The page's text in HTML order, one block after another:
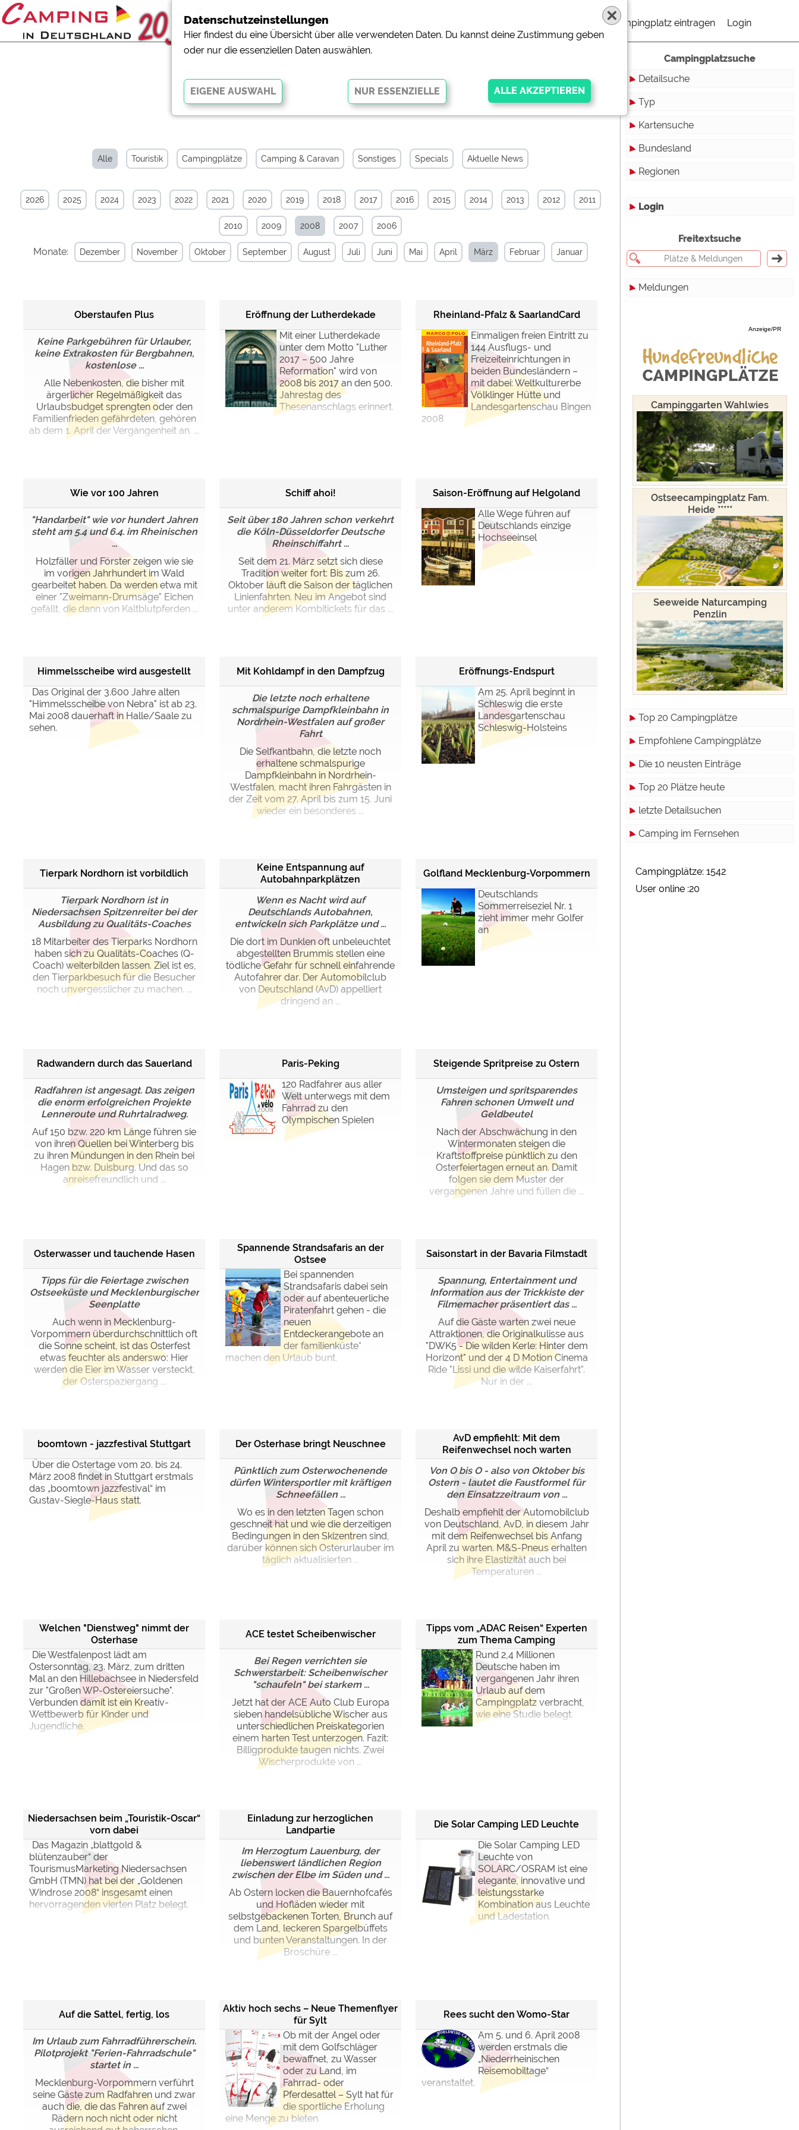
Campingplatz eintragen Login
News-Archiv von März 2008
Alle Touristik Campingplätze Camping & Caravan Sonstiges Specials Aktuelle News
2026 2025 2024 2023 2022 2021 2020 2019 2018 2017 2016 2015 2014 2013 2012 2011
2010 2009 2008 2007 2006
Monate: Dezember November Oktober September August Juli Juni Mai April März Februar Januar
Oberstaufen Plus
Keine Parkgebühren für Urlauber,
keine Extrakosten für Bergbahnen,
kostenlose ...
Alle Nebenkosten, die bisher mit
ärgerlicher Regelmäßigkeit das
Urlaubsbudget sprengten oder den
Familienfrieden gefährdeten, gehören
ab dem 1. April der Vergangenheit an. ...
Eröffnung der Lutherdekade
Mit einer Lutherdekade
unter dem Motto "Luther
2017 – 500 Jahre
Reformation" wird von
2008 bis 2017 an den 500.
Jahrestag des
Thesenanschlags erinnert.
Rheinland-Pfalz & SaarlandCard
Einmaligen freien Eintritt zu
144 Ausflugs- und
Freizeiteinrichtungen in
beiden Bundesländern –
mit dabei: Weltkulturerbe
Völklinger Hütte und
Landesgartenschau Bingen
2008
Wie vor 100 Jahren
"Handarbeit" wie vor hundert Jahren
steht am 5.4 und 6.4. im Rheinischen
...
Holzfäller und Förster zeigen wie sie
im vorigen Jahrhundert im Wald
gearbeitet haben. Da werden etwa mit
einer "Zweimann-Drumsäge" Eichen
gefällt, die dann von Kaltblutpferden ...
Schiff ahoi!
Seit über 180 Jahren schon verkehrt
die Köln-Düsseldorfer Deutsche
Rheinschiffahrt ...
Seit dem 21. März setzt sich diese
Tradition weiter fort: Bis zum 26.
Oktober läuft die Saison der täglichen
Linienfahrten. Neu im Angebot sind
unter anderem Kombitickets für das ...
Saison-Eröffnung auf Helgoland
Alle Wege führen auf
Deutschlands einzige
Hochseeinsel
Himmelsscheibe wird ausgestellt
Das Original der 3.600 Jahre alten
"Himmelsscheibe von Nebra" ist ab 23.
Mai 2008 dauerhaft in Halle/Saale zu
sehen.
Mit Kohldampf in den Dampfzug
Die letzte noch erhaltene
schmalspurige Dampfkleinbahn in
Nordrhein-Westfalen auf großer
Fahrt
Die Selfkantbahn, die letzte noch
erhaltene schmalspurige
Dampfkleinbahn in Nordrhein-
Westfalen, macht ihren Fahrgästen in
der Zeit vom 27. April bis zum 15. Juni
wieder ein besonderes ...
Eröffnungs-Endspurt
Am 25. April beginnt in
Schleswig die erste
Landesgartenschau
Schleswig-Holsteins
Tierpark Nordhorn ist vorbildlich
Tierpark Nordhorn ist in
Niedersachsen Spitzenreiter bei der
Ausbildung zu Qualitäts-Coaches
18 Mitarbeiter des Tierparks Nordhorn
haben sich zu Qualitäts-Coaches (Q-
Coach) weiterbilden lassen. Ziel ist es,
den Tierparkbesuch für die Besucher
noch unvergesslicher zu machen. ...
Keine Entspannung auf
Autobahnparkplätzen
Wenn es Nacht wird auf
Deutschlands Autobahnen,
entwickeln sich Parkplätze und ...
Die dort im Dunklen oft unbeleuchtet
abgestellten Brummis stellen eine
tödliche Gefahr für schnell einfahrende
Autofahrer dar. Der Automobilclub
von Deutschland (AvD) appelliert
dringend an ...
Golfland Mecklenburg-Vorpommern
Deutschlands
Sommerreiseziel Nr. 1
zieht immer mehr Golfer
an
Radwandern durch das Sauerland
Radfahren ist angesagt. Das zeigen
die enorm erfolgreichen Projekte
Lenneroute und Ruhrtalradweg.
Auf 150 bzw. 220 km Länge führen sie
von ihren Quellen bei Winterberg bis
zu ihren Mündungen in den Rhein bei
Hagen bzw. Duisburg. Und das so
anreisefreundlich und ...
Paris-Peking
120 Radfahrer aus aller
Welt unterwegs mit dem
Fahrrad zu den
Olympischen Spielen
Steigende Spritpreise zu Ostern
Umsteigen und spritsparendes
Fahren schonen Umwelt und
Geldbeutel
Nach der Abschwächung in den
Wintermonaten steigen die
Kraftstoffpreise pünktlich zu den
Osterfeiertagen erneut an. Damit
folgen sie dem Muster der
vergangenen Jahre und füllen die ...
Osterwasser und tauchende Hasen
Tipps für die Feiertage zwischen
Ostseeküste und Mecklenburgischer
Seenplatte
Auch wenn in Mecklenburg-
Vorpommern überdurchschnittlich oft
die Sonne scheint, ist das Osterfest
etwas feuchter als anderswo: Hier
werden die Eier im Wasser versteckt,
der Osterspaziergang ...
Spannende Strandsafaris an der
Ostsee
Bei spannenden
Strandsafaris dabei sein
oder auf abenteuerliche
Piratenfahrt gehen - die
neuen
Entdeckerangebote an
der familienküste*
machen den Urlaub bunt.
Saisonstart in der Bavaria Filmstadt
Spannung, Entertainment und
Information aus der Trickkiste der
Filmemacher präsentiert das ...
Auf die Gäste warten zwei neue
Attraktionen, die Originalkulisse aus
"DWK5 - Die wilden Kerle: Hinter dem
Horizont" und der 4 D Motion Cinema
Ride "Lissi und die wilde Kaiserfahrt".
Nur in der ...
boomtown - jazzfestival Stuttgart
Über die Ostertage vom 20. bis 24.
März 2008 findet in Stuttgart erstmals
das „boomtown jazzfestival“ im
Gustav-Siegle-Haus statt.
Der Osterhase bringt Neuschnee
Pünktlich zum Osterwochenende
dürfen Wintersportler mit kräftigen
Schneefällen ...
Wo es in den letzten Tagen schon
geschneit hat und wie die derzeitigen
Bedingungen in den Skizentren sind,
darüber können sich Osterurlauber im
täglich aktualisierten ...
AvD empfiehlt: Mit dem
Reifenwechsel noch warten
Von O bis O - also von Oktober bis
Ostern - lautet die Faustformel für
den Einsatzzeitraum von ...
Deshalb empfiehlt der Automobilclub
von Deutschland, AvD, in diesem Jahr
mit dem Reifenwechsel bis Anfang
April zu warten. M&S-Pneus erhalten
sich ihre Elastizität auch bei
Temperaturen ...
Welchen "Dienstweg" nimmt der
Osterhase
Die Westfalenpost lädt am
Ostersonntag, 23. März, zum dritten
Mal an den Hillebachsee in Niedersfeld
zur "Großen WP-Ostereiersuche".
Verbunden damit ist ein Kreativ-
Wettbewerb für Kinder und
Jugendliche.
ACE testet Scheibenwischer
Bei Regen verrichten sie
Schwerstarbeit: Scheibenwischer
"schaufeln" bei starkem ...
Jetzt hat der ACE Auto Club Europa
sieben handelsübliche Wischer aus
unterschiedlichen Preiskategorien
einem harten Test unterzogen. Fazit:
Billigprodukte taugen nichts. Zwei
Wischerprodukte von ...
Tipps vom „ADAC Reisen“ Experten
zum Thema Camping
Rund 2,4 Millionen
Deutsche haben im
vergangenen Jahr ihren
Urlaub auf dem
Campingplatz verbracht,
wie eine Studie belegt.
Niedersachsen beim „Touristik-Oscar“
vorn dabei
Das Magazin „blattgold &
blütenzauber“ der
TourismusMarketing Niedersachsen
GmbH (TMN) hat bei der „Goldenen
Windrose 2008“ insgesamt einen
hervorragenden vierten Platz belegt.
Einladung zur herzoglichen
Landpartie
Im Herzogtum Lauenburg, der
liebenswert ländlichen Region
zwischen der Elbe im Süden und ...
Ab Ostern locken die Bauernhofcafés
und Hofläden wieder mit
selbstgebackenen Torten, Brunch auf
dem Land, leckeren Spargelbüffets
und bunten Veranstaltungen. In der
Broschüre ...
Die Solar Camping LED Leuchte
Die Solar Camping LED
Leuchte von
SOLARC/OSRAM ist eine
elegante, innovative und
leistungsstarke
Kombination aus Leuchte
und Ladestation.
Auf die Sattel, fertig, los
Im Urlaub zum Fahrradführerschein.
Pilotprojekt "Ferien-Fahrradschule"
startet in ...
Mecklenburg-Vorpommern verführt
seine Gäste zum Radfahren und zwar
auch die, die das Fahren auf zwei
Rädern noch nicht oder nicht
Aktiv hoch sechs – Neue Themenflyer
für Sylt
Ob mit der Angel oder
mit dem Golfschläger
bewaffnet, zu Wasser
oder zu Land, im
Fahrrad- oder
Pferdesattel – Sylt hat für
die sportliche Erholung
eine Menge zu bieten.
Rees sucht den Womo-Star
Am 5. und 6. April 2008
werden erstmals die
„Niederrheinischen
Reisemobiltage“
veranstaltet.
Campingplatzsuche
Detailsuche
Typ
Touristikstellplätze
Dauerstellplätze
Reisemobilstellplätze
Bungalows
Ferienwohnungen
Zimmer
Miet-Wohnwagen
Miet-Zelte
Kartensuche
Bundesland
Baden-Württemberg
Brandenburg
Bremen
Hamburg
Mecklenburg-Vorpommern
Niedersachsen
Nordrhein-Westfalen
Rheinland-Pfalz
Saarland
Sachsen
Sachsen-Anhalt
Schleswig-Holstein
Thüringen
Regionen
Login
Freitextsuche
Meldungen
Campingplätze
Camping & Caravan
Sonstiges
Specials
Archiv
Anzeige/PR
Campinggarten Wahlwies
Ostseecampingplatz Fam.
Heide *****
Seeweide Naturcamping
Penzlin
Top 20 Campingplätze
Empfohlene Campingplätze
Die 10 neusten Einträge
Top 20 Plätze heute
letzte Detailsuchen
Camping im Fernsehen
Campingplätze: 1542
User online :20
Datenschutzeinstellungen
Hier findest du eine Übersicht über alle verwendeten Daten. Du kannst deine Zustimmung geben
oder nur die essenziellen Daten auswählen.
der Website dringend erforderlich. Ohne diese Cookies werden Teile der Website
funktionieren
Externe Medien
YouTube (Videos von Campingplätzen)
https://policies.google.com/privacy
Campingplatzvorschau (Vorschau der Internetseiten von
Campingplätzen)
siehe Datenschutzerklärung des jeweiligen Anbieters
Google Maps (Kartensuche, Anfahrt usw.)
https://policies.google.com/privacy
Google Analytics https://policies.google.com/privacy
Marketing
Google Ads
https://policies.google.com/privacy
Google AdSense
https://policies.google.com/privacy
Google Remarketing
https://policies.google.com/privacy